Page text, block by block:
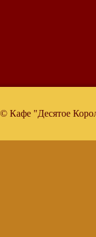
© Кафе "Десятое